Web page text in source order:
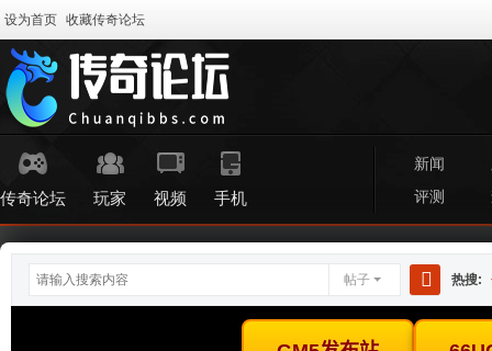
设为首页 收藏传奇论坛
传奇论坛 玩家 视频 手机
新闻
评测
帖子
搜
热搜: